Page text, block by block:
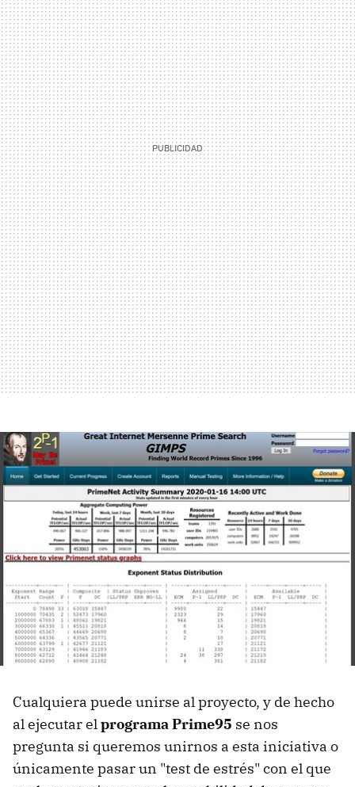
Cualquiera puede unirse al proyecto, y de hecho
al ejecutar el programa Prime95 se nos
pregunta si queremos unirnos a esta iniciativa o
únicamente pasar un "test de estrés" con el que